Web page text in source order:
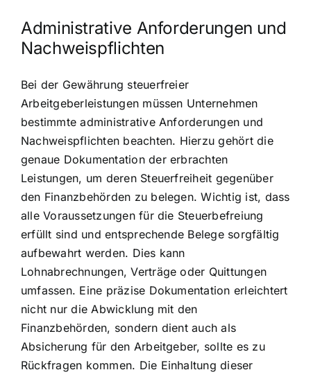
Administrative Anforderungen und
Nachweispflichten
Bei der Gewährung steuerfreier
Arbeitgeberleistungen müssen Unternehmen
bestimmte administrative Anforderungen und
Nachweispflichten beachten. Hierzu gehört die
genaue Dokumentation der erbrachten
Leistungen, um deren Steuerfreiheit gegenüber
den Finanzbehörden zu belegen. Wichtig ist, dass
alle Voraussetzungen für die Steuerbefreiung
erfüllt sind und entsprechende Belege sorgfältig
aufbewahrt werden. Dies kann
Lohnabrechnungen, Verträge oder Quittungen
umfassen. Eine präzise Dokumentation erleichtert
nicht nur die Abwicklung mit den
Finanzbehörden, sondern dient auch als
Absicherung für den Arbeitgeber, sollte es zu
Rückfragen kommen. Die Einhaltung dieser